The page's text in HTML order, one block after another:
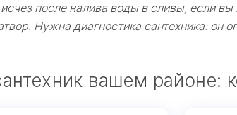
после налива воды в сливы, если
Нужна диагностика сантехника: он
вашем районе: